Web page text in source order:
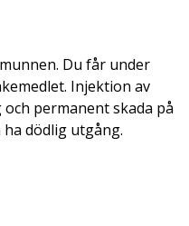
Du får under
Injektion av
permanent skada på
dödlig utgång.